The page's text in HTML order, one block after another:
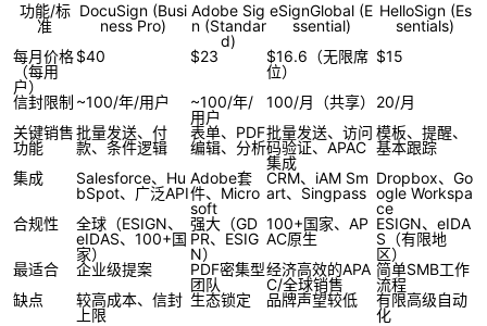
功能/标
准
DocuSign (Busi
ness Pro)
Adobe Sig
n (Standar
d)
eSignGlobal (E
ssential)
HelloSign (Es
sentials)
每月价格
（每用
户）
$40 $23
$16.6（无限席
位）
$15
信封限制 ~100/年/用户
~100/年/
用户
100/月（共享）
20/月
关键销售
功能
批量发送、付
款、条件逻辑
表单、PDF
编辑、分析
批量发送、访问
码验证、APAC
集成
模板、提醒、
基本跟踪
集成
Salesforce、Hu
bSpot、广泛API
Adobe套
件、Micro
soft
CRM、iAM Sm
art、Singpass
Dropbox、Go
ogle Workspa
ce
合规性
全球（ESIGN、
eIDAS、100+国
家）
强大（GD
PR、ESIG
N）
100+国家、AP
AC原生
ESIGN、eIDA
S（有限地
区）
最适合
企业级提案
PDF密集型
团队
经济高效的APA
C/全球销售
简单SMB工作
流程
缺点
较高成本、信封
上限
生态锁定 品牌声望较低
有限高级自动
化